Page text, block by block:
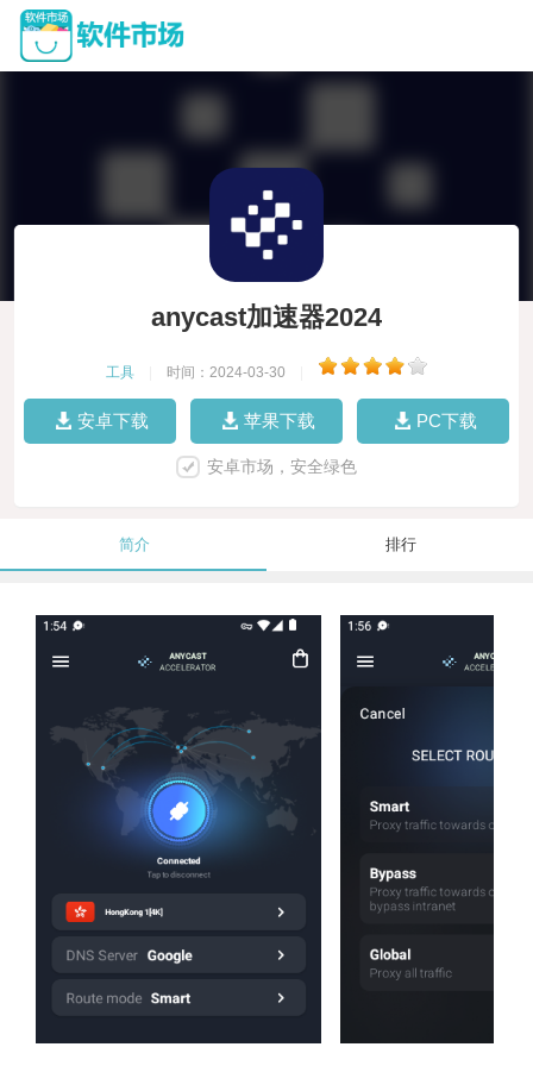
anycast加速器2024
工具 时间：2024-03-30
安卓下载 苹果下载 PC下载
安卓市场，安全绿色
简介 排行